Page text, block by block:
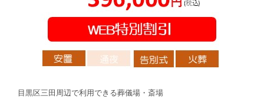
目黒区三田周辺で利用できる葬儀場・斎場